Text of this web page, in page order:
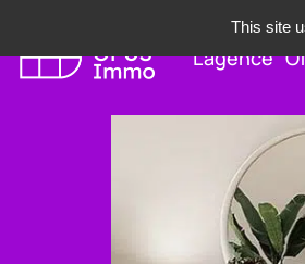
L’agence
This site